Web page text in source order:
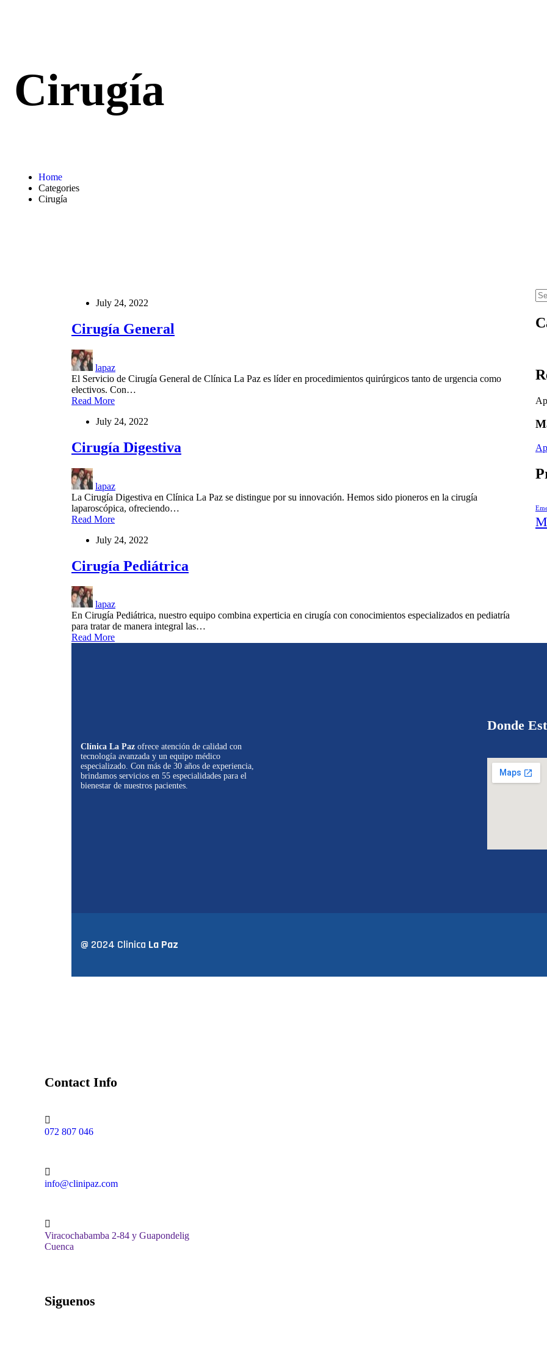
Cirugía
Home
Categories
Cirugía
July 24, 2022
Cirugía General
lapaz
El Servicio de Cirugía General de Clínica La Paz es líder en procedimientos quirúrgicos tanto de urgencia como
electivos. Con…
Read More
July 24, 2022
Cirugía Digestiva
lapaz
La Cirugía Digestiva en Clínica La Paz se distingue por su innovación. Hemos sido pioneros en la cirugía
laparoscópica, ofreciendo…
Read More
July 24, 2022
Cirugía Pediátrica
lapaz
En Cirugía Pediátrica, nuestro equipo combina experticia en cirugía con conocimientos especializados en pediatría
para tratar de manera integral las…
Read More
Clínica La Paz ofrece atención de calidad con
tecnología avanzada y un equipo médico
especializado. Con más de 30 años de experiencia,
brindamos servicios en 55 especialidades para el
bienestar de nuestros pacientes.
Donde
@ 2024 Clinica La Paz
Contact Info
072 807 046
info@clinipaz.com
Viracochabamba 2-84 y Guapondelig
Cuenca
Siguenos